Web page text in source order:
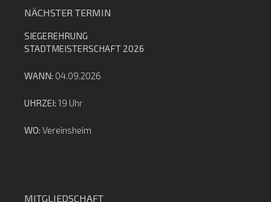
NÄCHSTER TERMIN
SIEGEREHRUNG
STADTMEISTERSCHAFT 2026
WANN: 04.09.2026
UHRZEI: 19 Uhr
WO: Vereinsheim
MITGLIEDSCHAFT